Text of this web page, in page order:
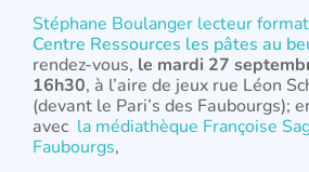
Stéphane Boulanger lecteur
Centre Ressources les pâtes au
rendez-vous, le mardi 27
16h30, à l’aire de jeux rue Léon
(devant le Pari’s des Faubourgs);
avec la médiathèque Françoise
Faubourgs,